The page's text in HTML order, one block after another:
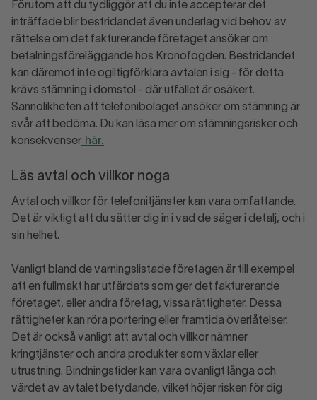
Förutom att du tydliggör att du inte accepterar det
inträffade blir bestridandet även underlag vid behov av
rättelse om det fakturerande företaget ansöker om
betalningsföreläggande hos Kronofogden. Bestridandet
kan däremot inte ogiltigförklara avtalen i sig - för detta
krävs stämning i domstol - där utfallet är osäkert.
Sannolikheten att telefonibolaget ansöker om stämning är
svår att bedöma. Du kan läsa mer om stämningsrisker och
konsekvenser här.
Läs avtal och villkor noga
Avtal och villkor för telefonitjänster kan vara omfattande.
Det är viktigt att du sätter dig in i vad de säger i detalj, och i
sin helhet.
Vanligt bland de varningslistade företagen är till exempel
att en fullmakt har utfärdats som ger det fakturerande
företaget, eller andra företag, vissa rättigheter. Dessa
rättigheter kan röra portering eller framtida överlåtelser.
Det är också vanligt att avtal och villkor nämner
kringtjänster och andra produkter som växlar eller
utrustning. Bindningstider kan vara ovanligt långa och
värdet av avtalet betydande, vilket höjer risken för dig